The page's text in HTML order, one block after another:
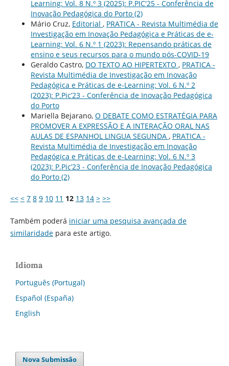
Learning: Vol. 8 N.º 3 (2025): P.PIC'25 - Conferência de
Inovação Pedagógica do Porto (2)
Mário Cruz, Editorial , PRATICA - Revista Multimédia de
Investigação em Inovação Pedagógica e Práticas de e-
Learning: Vol. 6 N.º 1 (2023): Repensando práticas de
ensino e seus recursos para o mundo pós-COVID-19
Geraldo Castro, DO TEXTO AO HIPERTEXTO , PRATICA -
Revista Multimédia de Investigação em Inovação
Pedagógica e Práticas de e-Learning: Vol. 6 N.º 2
(2023): P.Pic’23 - Conferência de Inovação Pedagógica
do Porto
Mariella Bejarano, O DEBATE COMO ESTRATÉGIA PARA
PROMOVER A EXPRESSÃO E A INTERAÇÃO ORAL NAS
AULAS DE ESPANHOL LINGUA SEGUNDA , PRATICA -
Revista Multimédia de Investigação em Inovação
Pedagógica e Práticas de e-Learning: Vol. 6 N.º 3
(2023): P.Pic’23 - Conferência de Inovação Pedagógica
do Porto (2)
<< < 7 8 9 10 11 12 13 14 > >>
Também poderá iniciar uma pesquisa avançada de
similaridadepara este artigo.
Idioma
Português (Portugal)
Español (España)
English
Nova Submissão